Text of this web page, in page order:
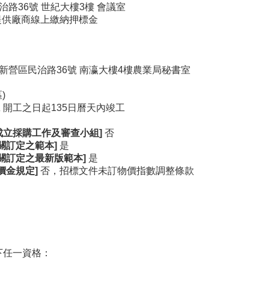
路36號 世紀大樓3樓 會議室
廠商線上繳納押標金
營區民治路36號 南瀛大樓4樓農業局秘書室
)
工之日起135日曆天內竣工
立採購工作及審查小組] 否
訂定之範本] 是
訂定之最新版範本] 是
金規定] 否，招標文件未訂物價指數調整條款
一資格：